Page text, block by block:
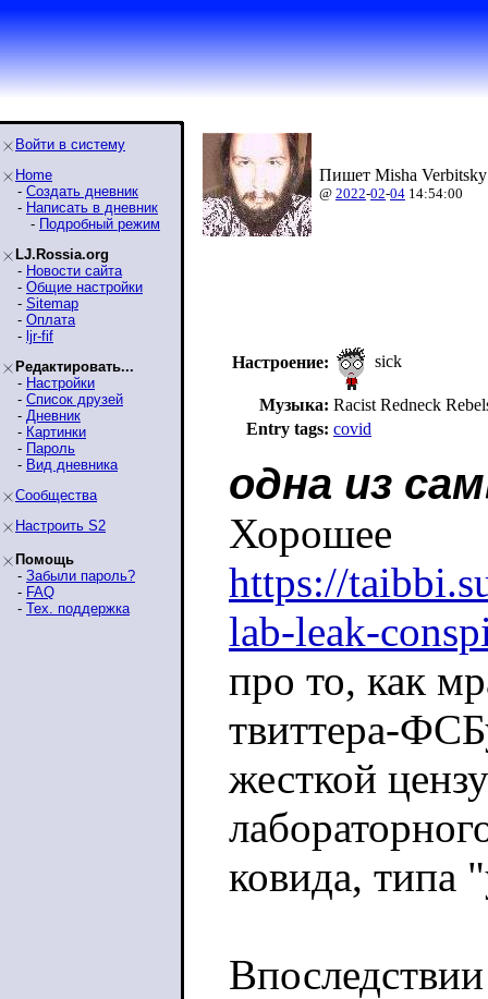
Войти в систему
Home
- Создать дневник
- Написать в дневник
- Подробный режим
LJ.Rossia.org
- Новости сайта
- Общие настройки
- Sitemap
- Оплата
- ljr-fif
Редактировать...
- Настройки
- Список друзей
- Дневник
- Картинки
- Пароль
- Вид дневника
Сообщества
Настроить S2
Помощь
- Забыли пароль?
- FAQ
- Тех. поддержка
Пишет Misha
@ 2022-02-04 14:54:00
Настроение: sick
Музыка: Racist Redneck
Entry tags: covid
одна из
Хорошее
https://
lab-leak-
про то, как
твиттера-
жесткой
ковида, типа